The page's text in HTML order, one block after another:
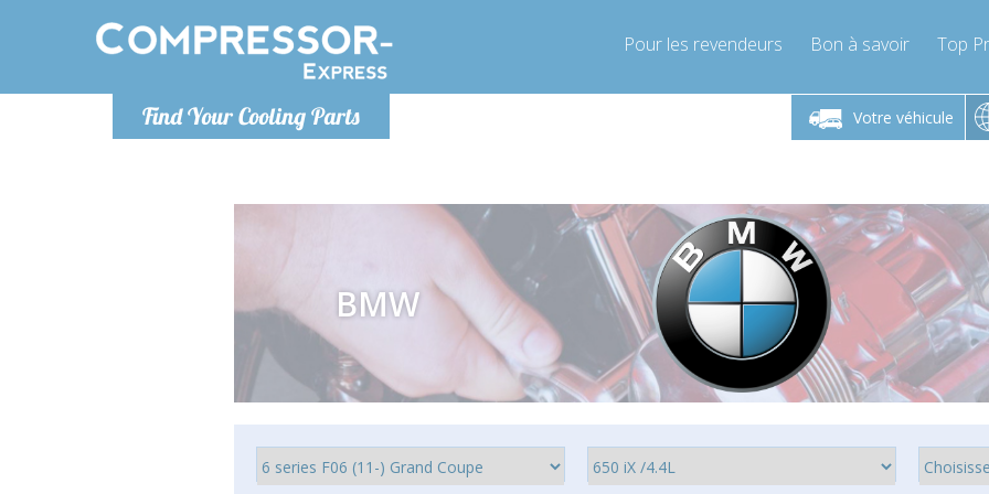
Find Your Cooling Parts
Pour les revendeurs Bon à savoir Top
Votre véhicule
Lundi-Vendredi 9h-17h Lundi-Vendredi 9h-17h
info@compressor-express.fr
Lundi-
BMW